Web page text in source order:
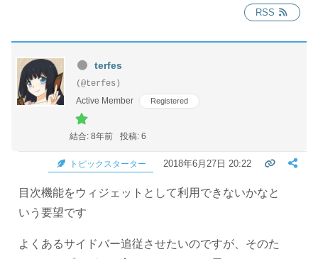
RSS
terfes
(@terfes)
Active Member
Registered
結合: 8年前 投稿: 6
トピックスターター 2018年6月27日 20:22
目次機能をウィジェットとして利用できないかなと
いう要望です
よくあるサイドバー追従させたいのですが、そのた